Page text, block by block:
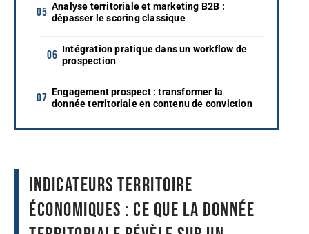
Analyse territoriale et marketing B2B :
dépasser le scoring classique
Intégration pratique dans un workflow de
prospection
Engagement prospect : transformer la
donnée territoriale en contenu de conviction
Indicateurs territoire
économiques : ce que la donnée